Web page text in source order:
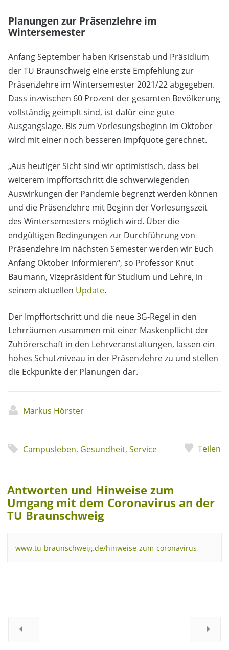
Planungen zur Präsenzlehre im
Wintersemester
Anfang September haben Krisenstab und Präsidium
der TU Braunschweig eine erste Empfehlung zur
Präsenzlehre im Wintersemester 2021/22 abgegeben.
Dass inzwischen 60 Prozent der gesamten Bevölkerung
vollständig geimpft sind, ist dafür eine gute
Ausgangslage. Bis zum Vorlesungsbeginn im Oktober
wird mit einer noch besseren Impfquote gerechnet.
„Aus heutiger Sicht sind wir optimistisch, dass bei
weiterem Impffortschritt die schwerwiegenden
Auswirkungen der Pandemie begrenzt werden können
und die Präsenzlehre mit Beginn der Vorlesungszeit
des Wintersemesters möglich wird. Über die
endgültigen Bedingungen zur Durchführung von
Präsenzlehre im nächsten Semester werden wir Euch
Anfang Oktober informieren“, so Professor Knut
Baumann, Vizepräsident für Studium und Lehre, in
seinem aktuellen Update.
Der Impffortschritt und die neue 3G-Regel in den
Lehrräumen zusammen mit einer Maskenpflicht der
Zuhörerschaft in den Lehrveranstaltungen, lassen ein
hohes Schutzniveau in der Präsenzlehre zu und stellen
die Eckpunkte der Planungen dar.
Markus Hörster
Campusleben, Gesundheit, Service Teilen
Antworten und Hinweise zum
Umgang mit dem Coronavirus an der
TU Braunschweig
www.tu-braunschweig.de/hinweise-zum-coronavirus